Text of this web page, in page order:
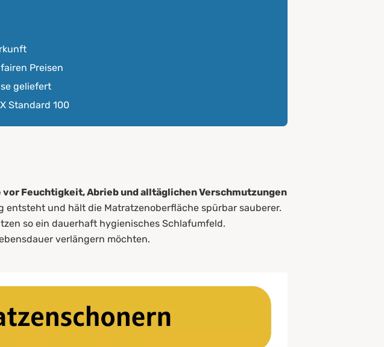
Preisen
geliefert
Standard 100
Feuchtigkeit, Abrieb und alltäglichen Verschmutzungen
und hält die Matratzenoberfläche spürbar sauberer.
so ein dauerhaft hygienisches Schlafumfeld.
verlängern möchten.